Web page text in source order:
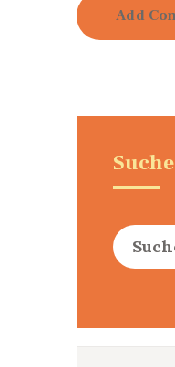
Suche
Suche
nach: